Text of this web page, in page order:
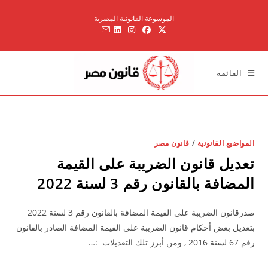
الموسوعة القانونية المصرية
القائمة
المواضيع القانونية / قانون مصر
تعديل قانون الضريبة على القيمة
المضافة بالقانون رقم 3 لسنة 2022
صدرقانون الضريبة على القيمة المضافة بالقانون رقم 3 لسنة 2022
بتعديل بعض أحكام قانون الضريبة على القيمة المضافة الصادر بالقانون
رقم 67 لسنة 2016 , ومن أبرز تلك التعديلات :…